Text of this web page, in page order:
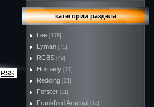
RSS
категории раздела
Lee [178]
Lyman [71]
RCBS [49]
Hornady [71]
Redding [21]
Forster [11]
Frankford Arsenal [14]